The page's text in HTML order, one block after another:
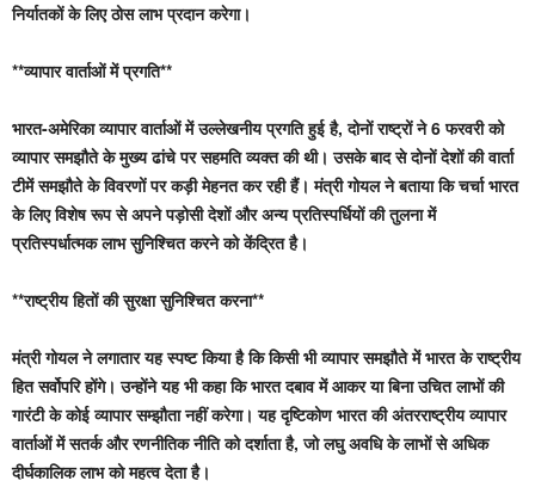
निर्यातकों के लिए ठोस लाभ प्रदान करेगा।
**व्यापार वार्ताओं में प्रगति**
भारत-अमेरिका व्यापार वार्ताओं में उल्लेखनीय प्रगति हुई है, दोनों राष्ट्रों ने 6 फरवरी को
व्यापार समझौते के मुख्य ढांचे पर सहमति व्यक्त की थी। उसके बाद से दोनों देशों की वार्ता
टीमें समझौते के विवरणों पर कड़ी मेहनत कर रही हैं। मंत्री गोयल ने बताया कि चर्चा भारत
के लिए विशेष रूप से अपने पड़ोसी देशों और अन्य प्रतिस्पर्धियों की तुलना में
प्रतिस्पर्धात्मक लाभ सुनिश्चित करने को केंद्रित है।
**राष्ट्रीय हितों की सुरक्षा सुनिश्चित करना**
मंत्री गोयल ने लगातार यह स्पष्ट किया है कि किसी भी व्यापार समझौते में भारत के राष्ट्रीय
हित सर्वोपरि होंगे। उन्होंने यह भी कहा कि भारत दबाव में आकर या बिना उचित लाभों की
गारंटी के कोई व्यापार सम्झौता नहीं करेगा। यह दृष्टिकोण भारत की अंतरराष्ट्रीय व्यापार
वार्ताओं में सतर्क और रणनीतिक नीति को दर्शाता है, जो लघु अवधि के लाभों से अधिक
दीर्घकालिक लाभ को महत्व देता है।